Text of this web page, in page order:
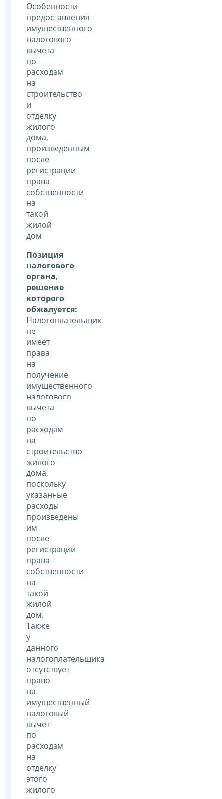
Особенности
предоставления
имущественного
налогового
вычета
по
расходам
на
строительство
и
отделку
жилого
дома,
произведенным
после
регистрации
права
собственности
на
такой
жилой
дом
Позиция
налогового
органа,
решение
которого
обжалуется:
Налогоплательщик
не
имеет
права
на
получение
имущественного
налогового
вычета
по
расходам
на
строительство
жилого
дома,
поскольку
указанные
расходы
произведены
им
после
регистрации
права
собственности
на
такой
жилой
дом.
Также
у
данного
налогоплательщика
отсутствует
право
на
имущественный
налоговый
вычет
по
расходам
на
отделку
этого
жилого